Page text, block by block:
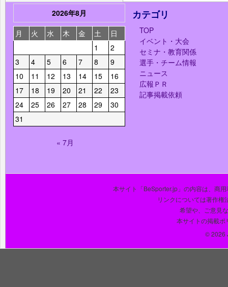
2026年8月
月
火 水 木 金 土
日
1
2
3
4 5 6 7 8
9
10
11 12 13 14 15
16
17
18 19 20 21 22
23
24
25 26 27 28 29
30
31
« 7月
カテゴリ
TOP
イベント・大会
セミナ・教育関係
選手・チーム情報
ニュース
広報ＰＲ
記事掲載依頼
本サイト「BeSporter.jp」の内容は、商
リンクについては著作権
希望や、ご意見
本サイトの掲載ポ
© 2026